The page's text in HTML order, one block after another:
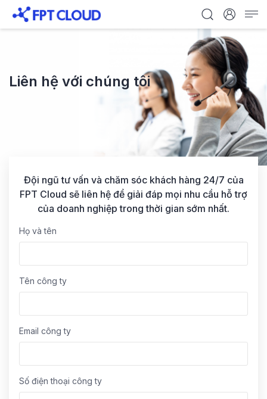
Liên hệ với chúng tôi
Đội ngũ tư vấn và chăm sóc khách hàng 24/7 của
FPT Cloud sẽ liên hệ để giải đáp mọi nhu cầu hỗ trợ
của doanh nghiệp trong thời gian sớm nhất.
Họ và tên
Tên công ty
Email công ty
Số điện thoại công ty